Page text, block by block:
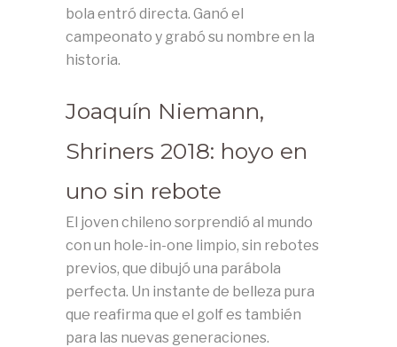
bola entró directa. Ganó el
campeonato y grabó su nombre en la
historia.
Joaquín Niemann,
Shriners 2018: hoyo en
uno sin rebote
El joven chileno sorprendió al mundo
con un hole-in-one limpio, sin rebotes
previos, que dibujó una parábola
perfecta. Un instante de belleza pura
que reafirma que el golf es también
para las nuevas generaciones.